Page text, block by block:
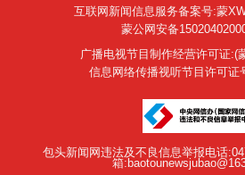
互联网新闻信息服务备案号:蒙
蒙公网安备
广播电视节目制作经营许可证:(
信息网络传播视听节目许可证
包头新闻网违法及不良信息举报电话
箱